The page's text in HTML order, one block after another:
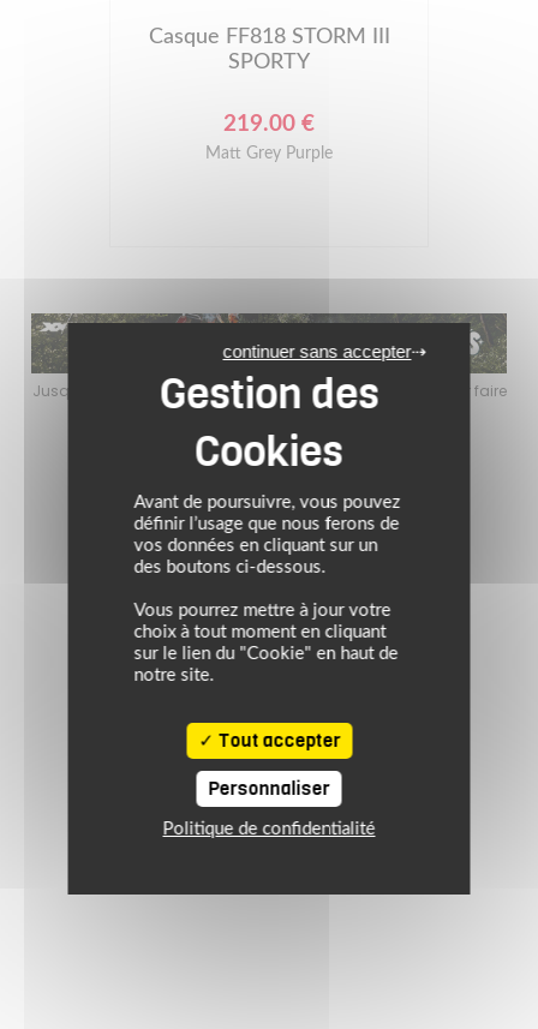
Casque FF818 STORM III
SPORTY
219.00 €
Matt Grey Purple
Jusqu’au 24 août 2026, profitez de l’ambiance estivale pour faire
le plein de bons plans sur l’équipement motard !
Avant de poursuivre, vous pouvez
définir l’usage que nous ferons de
vos données en cliquant sur un
des boutons ci-dessous.
Vous pourrez mettre à jour votre
choix à tout moment en cliquant
sur le lien du "Cookie" en haut de
notre site.
Tout accepter
continuer sans accepter
Personnaliser
Politique de confidentialité